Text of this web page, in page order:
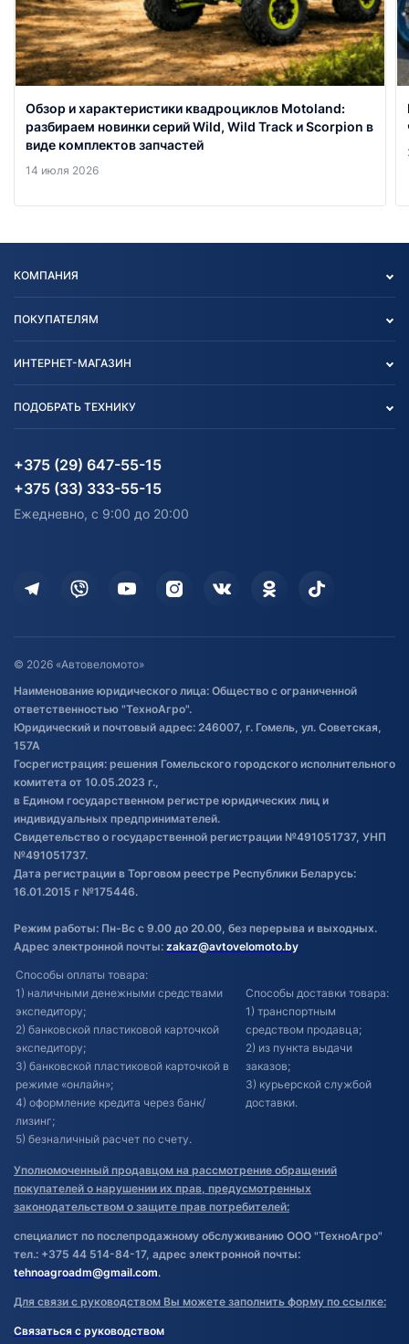
Обзор и характеристики квадроциклов Motoland:
разбираем новинки серий Wild, Wild Track и Scorpion в
виде комплектов запчастей
14 июля 2026
КОМПАНИЯ
Блог
Карта сайта
ПОКУПАТЕЛЯМ
Согласие на обработку
Информация до получения
согласия на обработку
Дополнительные услуги
Оставить отзыв
Договор публичной оферты
Обработка файлов cookie
Постановка транспорта на учет
Обновления в ЭПТС 2024
ИНТЕРНЕТ-МАГАЗИН
Агротехника
Водный транспорт
Электротранспорт
ПОДОБРАТЬ ТЕХНИКУ
Агротехника
Электротранспорт
+375 (29) 647-55-15
+375 (33) 333-55-15
Ежедневно, с 9:00 до 20:00
© 2026 «Автовеломото»
Наименование юридического лица: Общество с ограниченной
ответственностью "ТехноАгро".
Юридический и почтовый адрес: 246007, г. Гомель, ул. Советская,
157А
Госрегистрация: решения Гомельского городского исполнительного
комитета от 10.05.2023 г.,
в Едином государственном регистре юридических лиц и
индивидуальных предпринимателей.
Свидетельство о государственной регистрации №491051737, УНП
№491051737.
Дата регистрации в Торговом реестре Республики Беларусь:
16.01.2015 г №175446.
Режим работы: Пн-Вс с 9.00 до 20.00, без перерыва и выходных.
Адрес электронной почты: zakaz@avtovelomoto.by
Способы оплаты товара:
1) наличными денежными средствами
экспедитору;
2) банковской пластиковой карточкой
экспедитору;
3) банковской пластиковой карточкой в
режиме «онлайн»;
4) оформление кредита через банк/
лизинг;
5) безналичный расчет по счету.
Способы доставки товара:
1) транспортным
средством продавца;
2) из пункта выдачи
заказов;
3) курьерской службой
доставки.
Уполномоченный продавцом на рассмотрение обращений
покупателей о нарушении их прав, предусмотренных
законодательством о защите прав потребителей:
специалист по послепродажному обслуживанию ООО "ТехноАгро"
тел.: +375 44 514-84-17, адрес электронной почты:
tehnoagroadm@gmail.com.
Для связи с руководством Вы можете заполнить форму по ссылке:
Связаться с руководством